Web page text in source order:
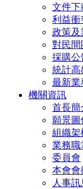
文件下
利益衝
政策及
對民間
採購公
統計高
最新業
機關資訊
首長簡
願景圖
組織架
業務職
委員會
本會會
人事訊